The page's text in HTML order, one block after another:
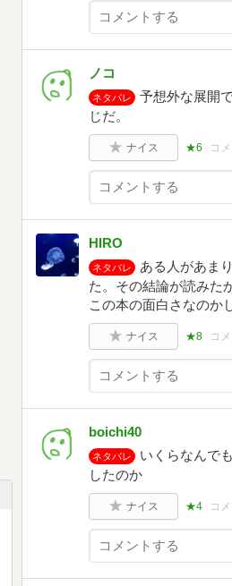
ノコ
ネタバレ
予想外な展開
じだ。
ナイス ★6 コ
HIRO
ネタバレ
ある人があま
た。その結論が読みた
この本の面白さなのか
ナイス ★8 コ
boichi40
ネタバレ
いくらなんで
したのか
ナイス ★4 コ